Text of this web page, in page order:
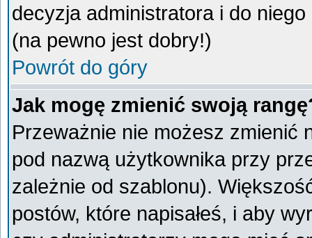
decyzja administratora i do
(na pewno jest dobry!)
Powrót do góry
Jak mogę zmienić swoją
Przeważnie nie możesz zmienić
pod nazwą użytkownika przy
zależnie od szablonu).
postów, które napisałeś, i aby